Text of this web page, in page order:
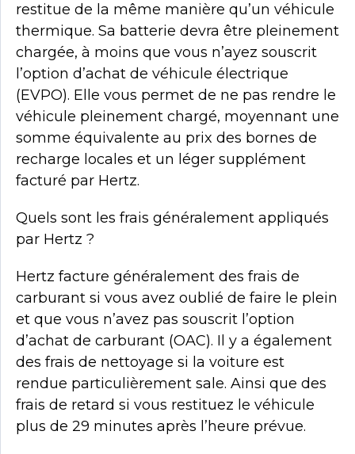
restitue de la même manière qu’un véhicule
thermique. Sa batterie devra être pleinement
chargée, à moins que vous n’ayez souscrit
l’option d’achat de véhicule électrique
(EVPO). Elle vous permet de ne pas rendre le
véhicule pleinement chargé, moyennant une
somme équivalente au prix des bornes de
recharge locales et un léger supplément
facturé par Hertz.
Quels sont les frais généralement appliqués
par Hertz ?
Hertz facture généralement des frais de
carburant si vous avez oublié de faire le plein
et que vous n’avez pas souscrit l’option
d’achat de carburant (OAC). Il y a également
des frais de nettoyage si la voiture est
rendue particulièrement sale. Ainsi que des
frais de retard si vous restituez le véhicule
plus de 29 minutes après l’heure prévue.